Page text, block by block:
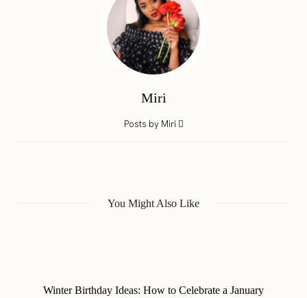
Miri
Posts by Miri
You Might Also Like
Winter Birthday Ideas: How to Celebrate a January